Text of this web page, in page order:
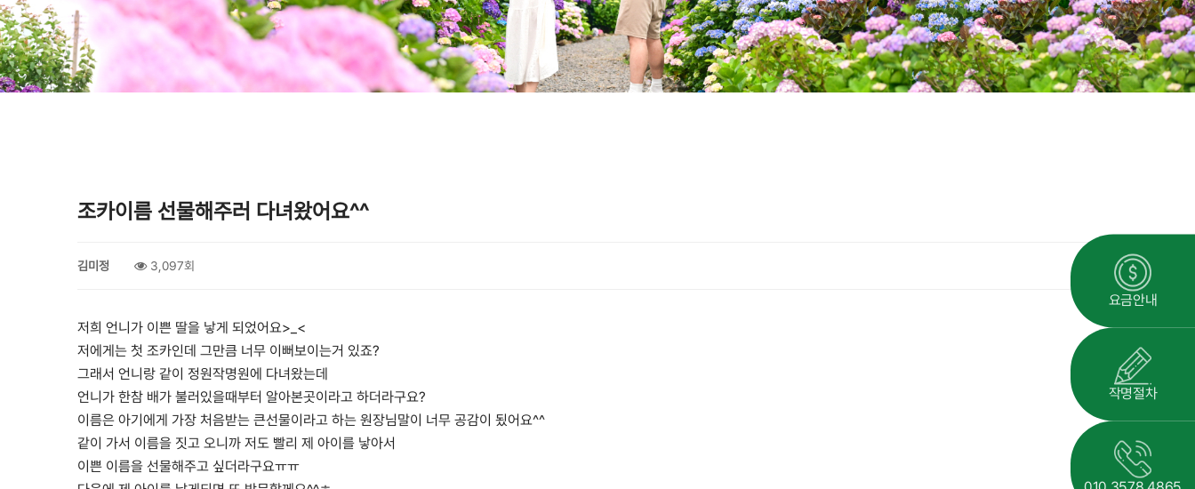
조카이름 선물해주러 다녀왔어요^^
김미정 3,097회
저희 언니가 이쁜 딸을 낳게 되었어요>_<
저에게는 첫 조카인데 그만큼 너무 이뻐보이는거 있죠?
그래서 언니랑 같이 정원작명원에 다녀왔는데
언니가 한참 배가 불러있을때부터 알아본곳이라고 하더라구요?
이름은 아기에게 가장 처음받는 큰선물이라고 하는 원장님말이 너무 공감이 됬어요^^
같이 가서 이름을 짓고 오니까 저도 빨리 제 아이를 낳아서
이쁜 이름을 선물해주고 싶더라구요ㅠㅠ
요금안내
작명절차